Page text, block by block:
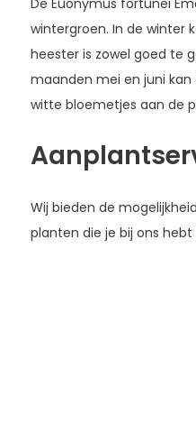
De Euonymus fortunei
wintergroen. In de winter
heester is zowel goed te
maanden mei en juni kan
witte bloemetjes aan de
Wij bieden de
planten die je bij ons